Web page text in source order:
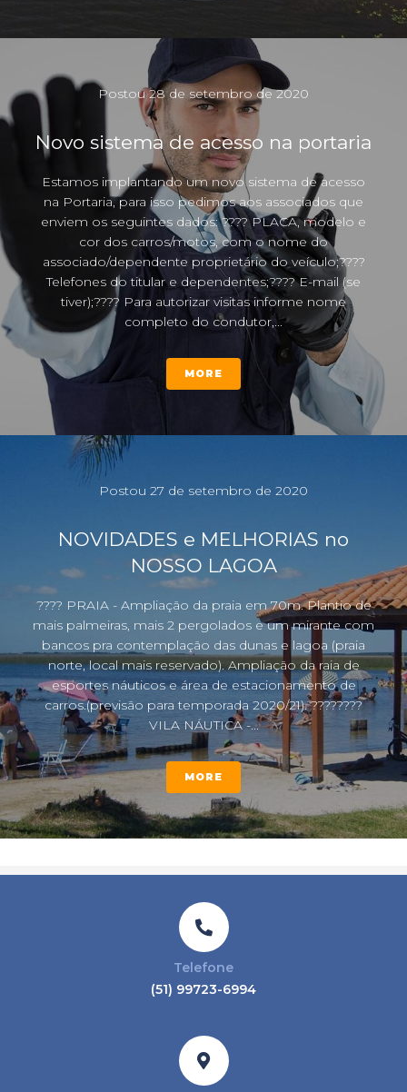
Postou28 de setembro de 2020
Novo sistema de acesso na portaria
Estamos implantando um novo sistema de acesso
na Portaria, para isso pedimos aos associados que
enviem os seguintes dados: ???? PLACA, modelo e
cor dos carros/motos, com o nome do
associado/dependente proprietário do veículo;????
Telefones do titular e dependentes;???? E-mail (se
tiver);???? Para autorizar visitas informe nome
completo do condutor,...
MORE
Postou 27 de setembro de 2020
NOVIDADES e MELHORIAS no
NOSSO LAGOA
???? PRAIA - Ampliação da praia em 70m. Plantio de
mais palmeiras, mais 2 pergolados e um mirante com
bancos pra contemplação das dunas e lagoa (praia
norte, local mais reservado). Ampliação da raia de
esportes náuticos e área de estacionamento de
carros.(previsão para temporada 2020/21). ????????
VILA NÁUTICA -...
MORE
Telefone
(51) 99723-6994